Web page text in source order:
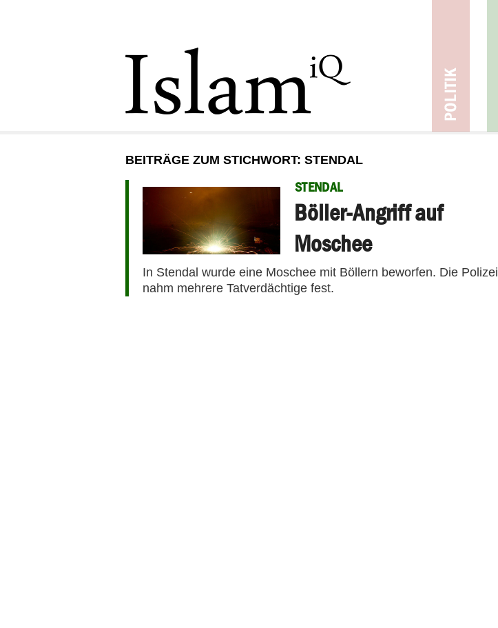
BEITRÄGE ZUM STICHWORT: STENDAL
STENDAL
Böller-Angriff auf
Moschee
In Stendal wurde eine Moschee mit Böllern beworfen. Die Polizei
nahm mehrere Tatverdächtige fest.